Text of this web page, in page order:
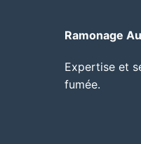
Ramonage
Expertise et
fumée.